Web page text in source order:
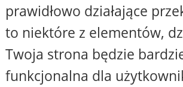
prawidłowo działające
to niektóre z elementów,
Twoja strona będzie
funkcjonalna dla